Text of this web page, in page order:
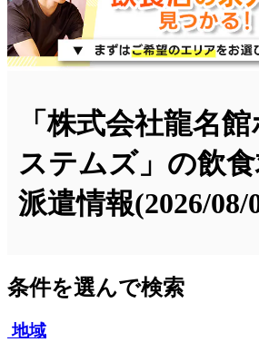
「株式会社龍名
ステムズ」の飲
派遣情報(2026/08/
条件を選んで検索
地域